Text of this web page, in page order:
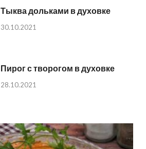
Тыква дольками в духовке
30.10.2021
Пирог с творогом в духовке
28.10.2021